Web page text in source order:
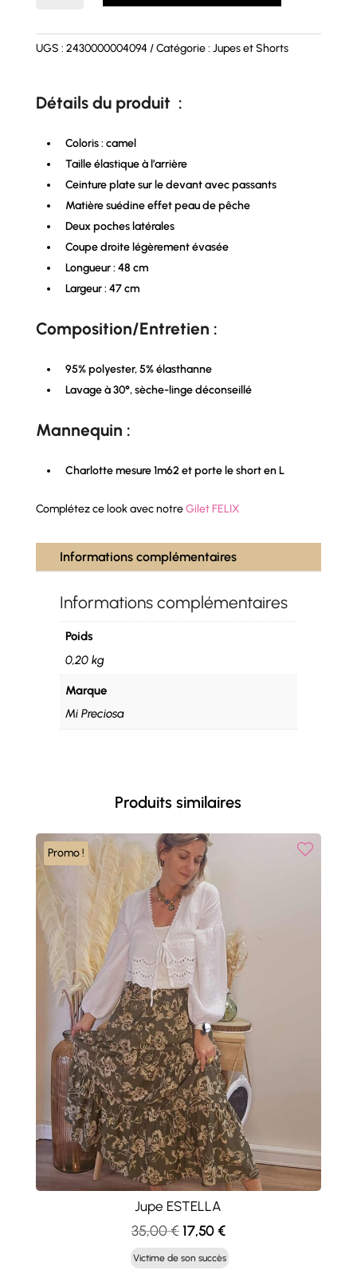
EDEN
UGS : 2430000004094 Catégorie : Jupes et Shorts
Détails du produit :
Coloris : camel
Taille élastique à l’arrière
Ceinture plate sur le devant avec passants
Matière suédine effet peau de pêche
Deux poches latérales
Coupe droite légèrement évasée
Longueur : 48 cm
Largeur : 47 cm
Composition/Entretien :
95% polyester, 5% élasthanne
Lavage à 30°, sèche-linge déconseillé
Mannequin :
Charlotte mesure 1m62 et porte le short en L
Complétez ce look avec notreGilet FELIX
Informations complémentaires
Informations complémentaires
Poids
0,20 kg
Marque
Mi Preciosa
Produits similaires
Promo !
Jupe ESTELLA
35,00€ Le
prix
17,50€Le
prix
Victime de son succès